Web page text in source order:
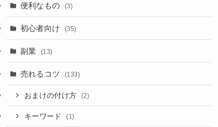
便利なもの (3)
初心者向け (35)
副業 (13)
売れるコツ (133)
おまけの付け方 (2)
キーワード (1)